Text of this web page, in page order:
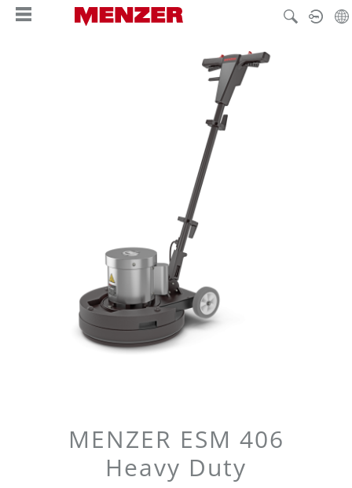
zawartości
MENZER ESM 406
Heavy Duty